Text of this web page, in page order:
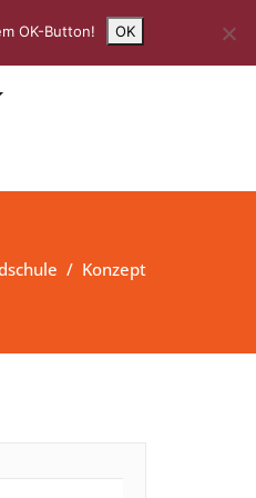
/ Konzept
OK-Button! OK